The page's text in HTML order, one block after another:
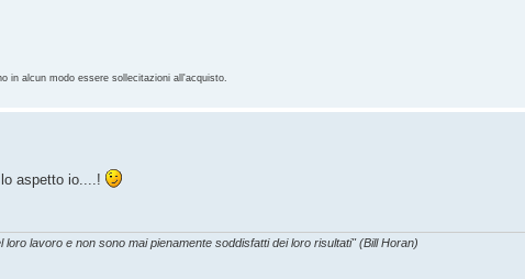
in alcun modo essere sollecitazioni all'acquisto.
aspetto io....!
lavoro e non sono mai pienamente soddisfatti dei loro risultati" (Bill Horan)